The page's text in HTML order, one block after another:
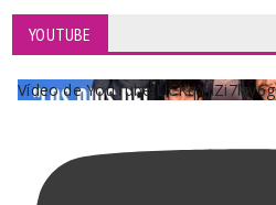
YOUTUBE
Vídeo de YouTube